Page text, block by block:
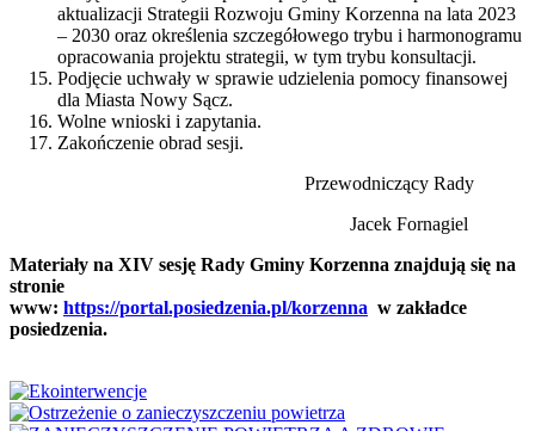
aktualizacji Strategii Rozwoju Gminy Korzenna na lata 2023
– 2030 oraz określenia szczegółowego trybu i harmonogramu
opracowania projektu strategii, w tym trybu konsultacji.
Podjęcie uchwały w sprawie udzielenia pomocy finansowej
dla Miasta Nowy Sącz.
Wolne wnioski i zapytania.
Zakończenie obrad sesji.
Przewodniczący Rady
Jacek Fornagiel
Materiały na XIV sesję Rady Gminy Korzenna znajdują się na
stronie
www: https://portal.posiedzenia.pl/korzenna w zakładce
posiedzenia.